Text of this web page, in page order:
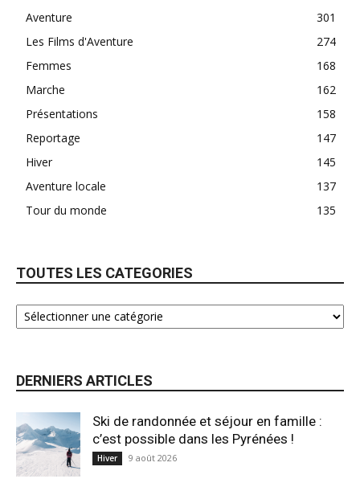
Aventure
301
Les Films d'Aventure
274
Femmes
168
Marche
162
Présentations
158
Reportage
147
Hiver
145
Aventure locale
137
Tour du monde
135
TOUTES LES CATEGORIES
DERNIERS ARTICLES
Ski de randonnée et séjour en famille :
c’est possible dans les Pyrénées !
Hiver 9 août 2026